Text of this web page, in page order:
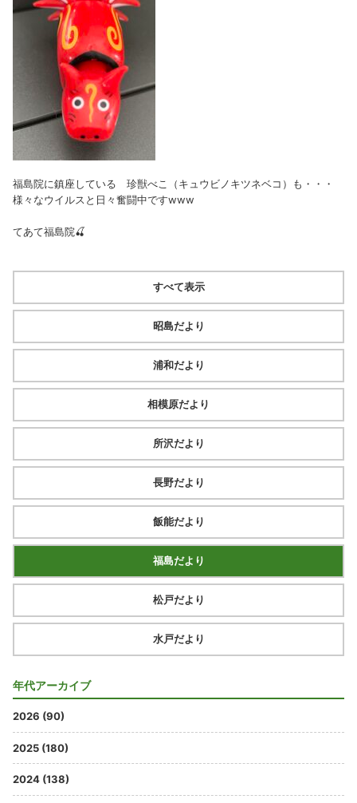
福島院に鎮座している 珍獣べこ（キュウビノキツネベコ）も・・・
様々なウイルスと日々奮闘中ですwww
てあて福島院🍒
すべて表示
昭島だより
浦和だより
相模原だより
所沢だより
長野だより
飯能だより
福島だより
松戸だより
水戸だより
年代アーカイブ
2026 (90)
2025 (180)
2024 (138)